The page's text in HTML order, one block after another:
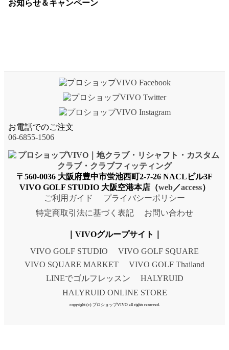
お知らせ＆キャンペーン
お電話でのご注文
06-6855-1506
〒560-0036 大阪府豊中市蛍池西町2-7-26 NACLビル3F
VIVO GOLF STUDIO 大阪空港本店（web／access）
ご利用ガイド
プライバシーポリシー
特定商取引法に基づく表記
お問い合わせ
｜VIVOグループサイト｜
VIVO GOLF STUDIO
VIVO GOLF SQUARE
VIVO SQUARE MARKET
VIVO GOLF Thailand
LINEでゴルフレッスン
HALYRUID
HALYRUID ONLINE STORE
copyright (c) プロショップVIVO all rights reserved.